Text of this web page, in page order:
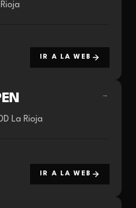
IR A LA WEB
→
La Rioja
IR A LA WEB